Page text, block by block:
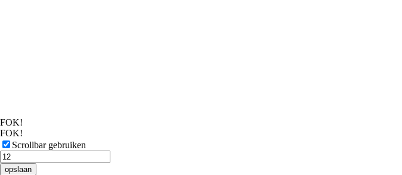
FOK!
FOK!
Scrollbar gebruiken
opslaan